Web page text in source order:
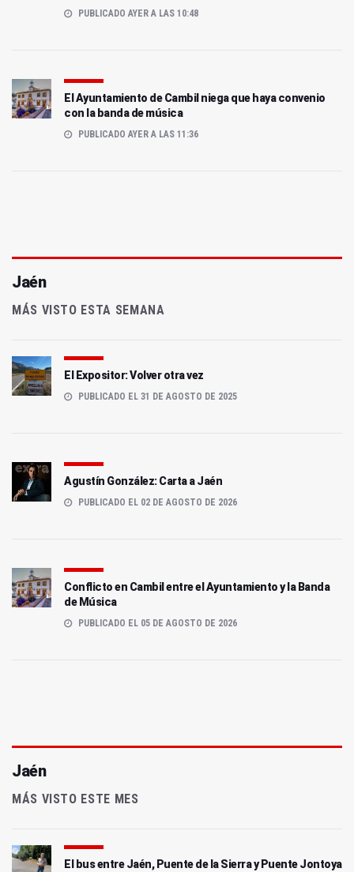
PUBLICADO AYER A LAS 10:48
El Ayuntamiento de Cambil niega que haya convenio
con la banda de música
PUBLICADO AYER A LAS 11:36
Jaén
MÁS VISTO ESTA SEMANA
El Expositor: Volver otra vez
PUBLICADO EL 31 DE AGOSTO DE 2025
Agustín González: Carta a Jaén
PUBLICADO EL 02 DE AGOSTO DE 2026
Conflicto en Cambil entre el Ayuntamiento y la Banda
de Música
PUBLICADO EL 05 DE AGOSTO DE 2026
Jaén
MÁS VISTO ESTE MES
El bus entre Jaén, Puente de la Sierra y Puente Jontoya